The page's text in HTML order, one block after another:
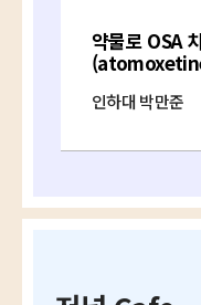
약물로 OSA
인하대 박만준